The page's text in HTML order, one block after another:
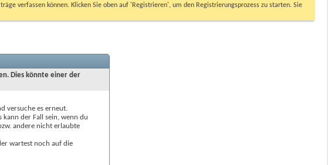
verfassen können. Klicken Sie oben auf 'Registrieren', um den Registrierungsprozess zu starten. Sie
Dies könnte einer der
versuche es erneut.
kann der Fall sein, wenn du
andere nicht erlaubte
wartest noch auf die